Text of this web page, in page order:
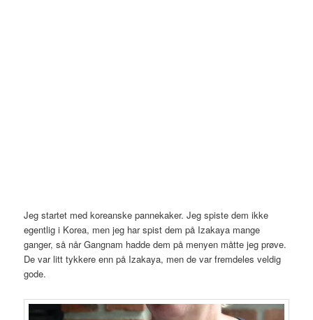
Jeg startet med koreanske pannekaker. Jeg spiste dem ikke
egentlig i Korea, men jeg har spist dem på Izakaya mange
ganger, så når Gangnam hadde dem på menyen måtte jeg prøve.
De var litt tykkere enn på Izakaya, men de var fremdeles veldig
gode.